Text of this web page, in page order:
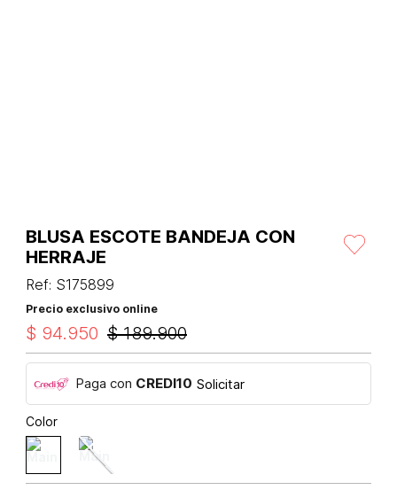
BLUSA ESCOTE BANDEJA CON
HERRAJE
Ref: S175899
Precio exclusivo online
$ 189.900
$ 94.950
Paga con CREDI10 Solicitar
Color